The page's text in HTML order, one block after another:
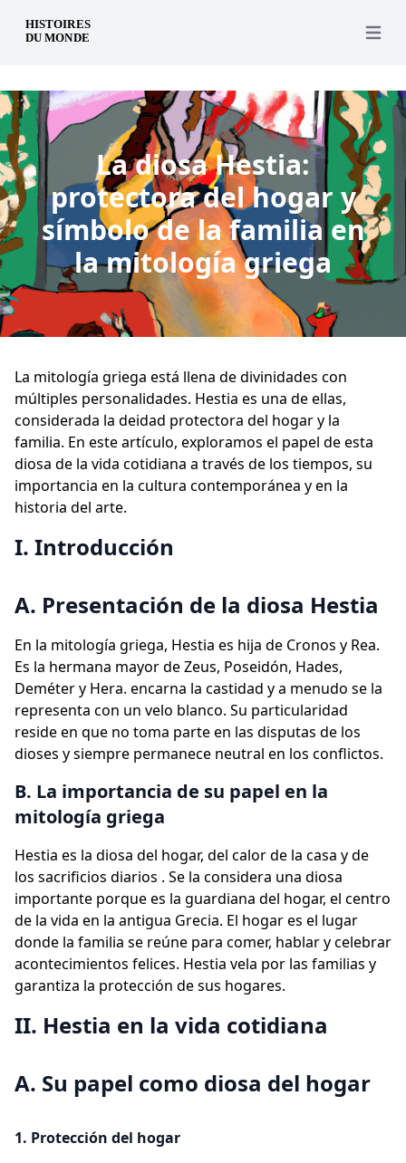
es Open
La diosa Hestia:
protectora del hogar y
símbolo de la familia en
la mitología griega
La mitología griega está llena de divinidades con
múltiples personalidades. Hestia es una de ellas,
considerada la deidad protectora del hogar y la
familia. En este artículo, exploramos el papel de esta
diosa de la vida cotidiana a través de los tiempos, su
importancia en la cultura contemporánea y en la
historia del arte.
I. Introducción
A. Presentación de la diosa Hestia
En la mitología griega, Hestia es hija de Cronos y Rea.
Es la hermana mayor de Zeus, Poseidón, Hades,
Deméter y Hera. encarna la castidad y a menudo se la
representa con un velo blanco. Su particularidad
reside en que no toma parte en las disputas de los
dioses y siempre permanece neutral en los conflictos.
B. La importancia de su papel en la
mitología griega
Hestia es la diosa del hogar, del calor de la casa y de
los sacrificios diarios . Se la considera una diosa
importante porque es la guardiana del hogar, el centro
de la vida en la antigua Grecia. El hogar es el lugar
donde la familia se reúne para comer, hablar y celebrar
acontecimientos felices. Hestia vela por las familias y
garantiza la protección de sus hogares.
II. Hestia en la vida cotidiana
A. Su papel como diosa del hogar
1. Protección del hogar